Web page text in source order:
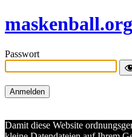
maskenball.org
Passwort
Damit diese Website